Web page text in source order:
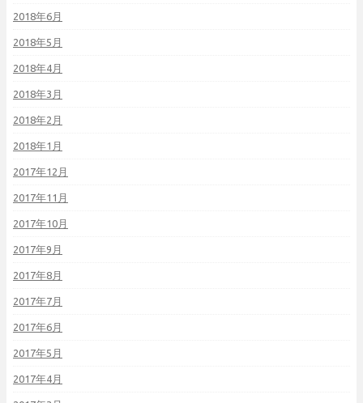
2018年6月
2018年5月
2018年4月
2018年3月
2018年2月
2018年1月
2017年12月
2017年11月
2017年10月
2017年9月
2017年8月
2017年7月
2017年6月
2017年5月
2017年4月